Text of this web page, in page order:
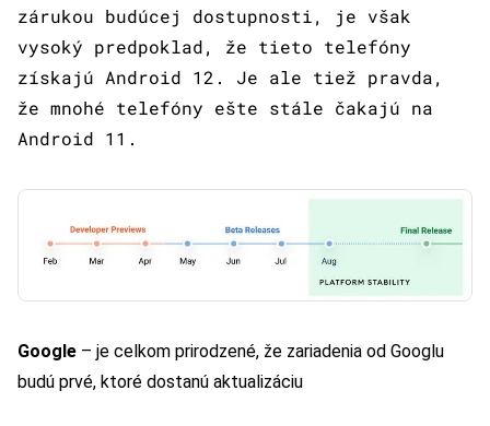
zárukou budúcej dostupnosti, je však
vysoký predpoklad, že tieto telefóny
získajú Android 12. Je ale tiež pravda,
že mnohé telefóny ešte stále čakajú na
Android 11.
Google – je celkom prirodzené, že zariadenia od Googlu
budú prvé, ktoré dostanú aktualizáciu